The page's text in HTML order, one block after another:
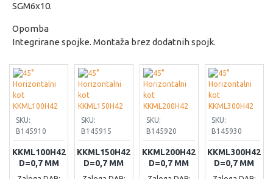
SGM6x10.
Opomba
Integrirane spojke. Montaža brez dodatnih spojk.
SKU:
B145910
KKML100H42
D=0,7 MM
SKU:
B145915
KKML150H42
D=0,7 MM
SKU:
B145920
KKML200H42
D=0,7 MM
SKU:
B145930
KKML300H42
D=0,7 MM